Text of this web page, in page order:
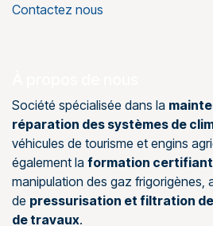
Contactez nous
Société spécialisée dans la
réparation des systèmes de
véhicules de tourisme et engins
également la formation
manipulation des gaz frigorigènes,
de pressurisation et filtration
de travaux.